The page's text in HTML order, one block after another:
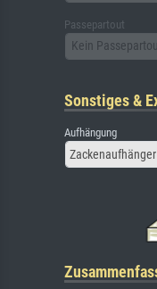
Passepartout
Kein
Sonstiges &
Aufhängung